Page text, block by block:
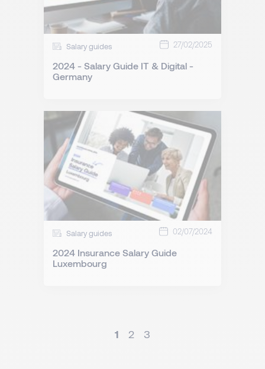
Salary guides 27/02/2025
2024 - Salary Guide IT & Digital -
Germany
Salary guides 02/07/2024
2024 Insurance Salary Guide
Luxembourg
1 2 3